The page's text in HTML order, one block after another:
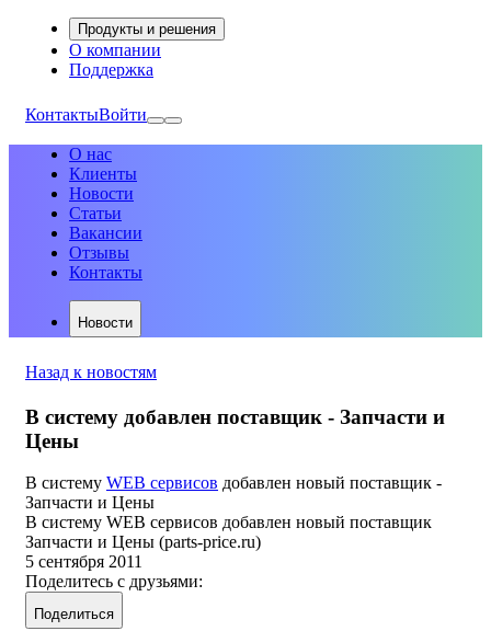
Продукты и решения
О компании
Поддержка
КонтактыВойти
О нас
Клиенты
Новости
Статьи
Вакансии
Отзывы
Контакты
Новости
Назад к новостям
В систему добавлен поставщик - Запчасти и
Цены
В систему WEB сервисов добавлен новый поставщик -
Запчасти и Цены
В систему WEB сервисов добавлен новый поставщик
Запчасти и Цены (parts-price.ru)
5 сентября 2011
Поделитесь с друзьями:
Поделиться